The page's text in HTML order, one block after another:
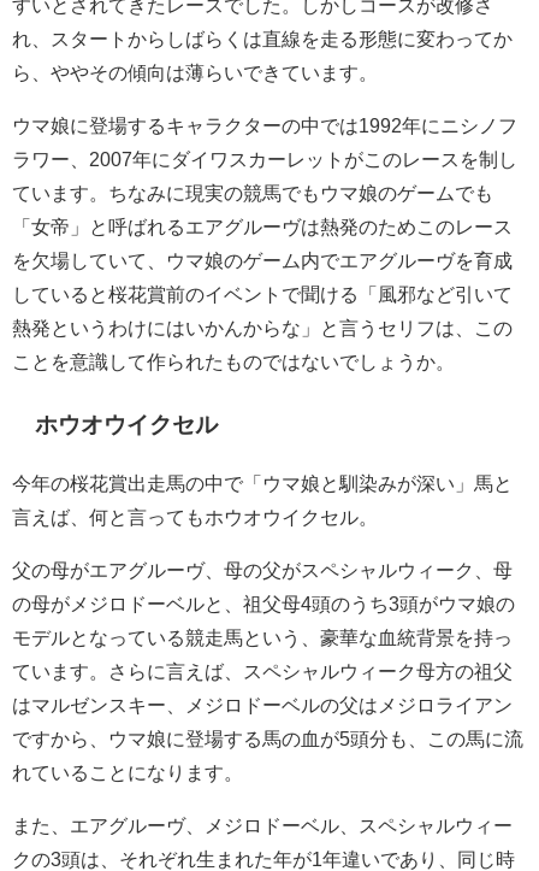
すいとされてきたレースでした。しかしコースが改修さ
れ、スタートからしばらくは直線を走る形態に変わってか
ら、ややその傾向は薄らいできています。
ウマ娘に登場するキャラクターの中では1992年にニシノフ
ラワー、2007年にダイワスカーレットがこのレースを制し
ています。ちなみに現実の競馬でもウマ娘のゲームでも
「女帝」と呼ばれるエアグルーヴは熱発のためこのレース
を欠場していて、ウマ娘のゲーム内でエアグルーヴを育成
していると桜花賞前のイベントで聞ける「風邪など引いて
熱発というわけにはいかんからな」と言うセリフは、この
ことを意識して作られたものではないでしょうか。
ホウオウイクセル
今年の桜花賞出走馬の中で「ウマ娘と馴染みが深い」馬と
言えば、何と言ってもホウオウイクセル。
父の母がエアグルーヴ、母の父がスペシャルウィーク、母
の母がメジロドーベルと、祖父母4頭のうち3頭がウマ娘の
モデルとなっている競走馬という、豪華な血統背景を持っ
ています。さらに言えば、スペシャルウィーク母方の祖父
はマルゼンスキー、メジロドーベルの父はメジロライアン
ですから、ウマ娘に登場する馬の血が5頭分も、この馬に流
れていることになります。
また、エアグルーヴ、メジロドーベル、スペシャルウィー
クの3頭は、それぞれ生まれた年が1年違いであり、同じ時